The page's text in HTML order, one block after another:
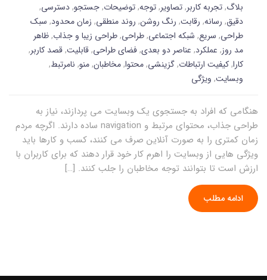
بلاگ,تجربه کاربر,تصاویر,توجه,توضیحات,جستجو,دسترسی,
دقیق, رسانه, رقابت, رنگ روشن, روند منطقی, زمان محدود, سبک
طراحی, سریع, شبکه اجتماعی,طراحی,طراحی زیبا و جذاب,ظاهر
مد روز, عملکرد, عناصر دو بعدی,فضای طراحی,قابلیت,قصد کاربر,
کارا,کیفیت ارتباطات,گزینشی,محتوا,مخاطبان,منو, نامرتبط,
وبسایت, ویژگی
هنگامی که افراد به جستجوی یک وبسایت می پردازند، نیاز به
طراحی جذاب، محتوای مرتبط و navigation ساده دارند. اگرچه مردم
زمان کمتری را به صورت آنلاین صرف می کنند، کسب و کارها باید
ویژگی هایی از وبسایت را اهرم کار خود قرار دهند که برای کاربران با
ارزش است تا بتوانند توجه مخاطبان را جلب کنند. […]
ادامه مطلب